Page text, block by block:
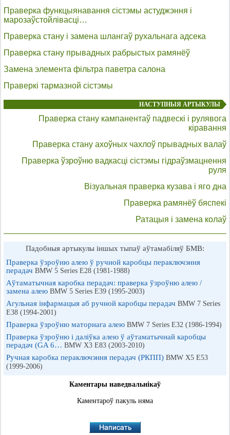
Праверка функцыянавання сістэмы астуджэння і
марозаўстойлівасці…
Праверка стану і замена шлангаў рухальнага адсека
Праверка стану прывадных рабрыстых рамянёў
Замена элемента фільтра паветра салона
Праверкі тармазной сістэмы
НАСТУПНЫЯ АРТЫКУЛЫ
Праверка стану кампанентаў падвескі і рулявога
кіравання
Праверка стану ахоўных чахлоў прывадных валаў
Праверка ўзроўню вадкасці сістэмы гідраўзмацнення
руля
Візуальная праверка кузава і яго дна
Праверка рамянёў бяспекі
Ратацыя і замена колаў
Падобныя артыкулы іншых тыпаў аўтамабіляў БМВ:
Праверка ўзроўню алею ў ручной каробцы пераключэння
перадач BMW 5 Series E28 (1981-1988)
Аўтаматычная каробка перадач: праверка ўзроўню алею /
замена алею BMW 5 Series E39 (1995-2003)
Агульная інфармацыя аб ручной каробцы перадач BMW 7 Series
E38 (1994-2001)
Праверка ўзроўню маторнага алею BMW 7 Series E32 (1986-1994)
Праверка ўзроўню і даліўка алею ў аўтаматычнай каробцы
перадач (GA 6… BMW X3 E83 (2003-2010)
Ручная каробка пераключэння перадач (РКПП) BMW X5 E53
(1999-2006)
Каментары наведвальнікаў
Каментароў пакуль няма